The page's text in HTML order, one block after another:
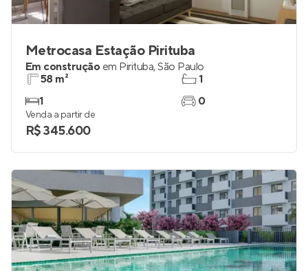
Metrocasa Estação Pirituba
Em construção em Pirituba,São Paulo
58 m²
1
1
0
Venda a partir de
R$ 345.600